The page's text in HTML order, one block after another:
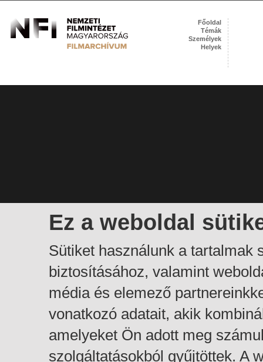
Ez a weboldal
Sütiket használunk a tartalmak
biztosításához, valamint
média és elemező
vonatkozó adatait, akik
amelyeket Ön adott meg
szolgáltatásokból gyűjtöttek. A
Főoldal
Témák
Személyek
Helyek